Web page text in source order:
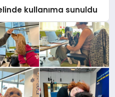
kullanıma sunuldu